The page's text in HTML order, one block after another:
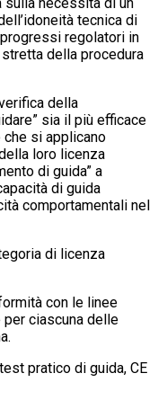
tecnica di
regolatori in
della procedura
della
sia il più efficace
si applicano
loro licenza
di guida” a
di guida
comportamentali nel
di licenza
con le linee
ciascuna delle
pratico di guida, CE